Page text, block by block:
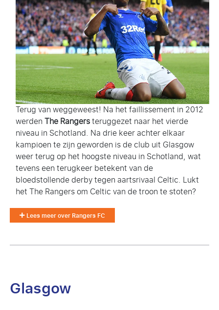
Terug van weggeweest! Na het faillissement in 2012
werdenThe Rangersteruggezet naar het vierde
niveau in Schotland. Na drie keer achter elkaar
kampioen te zijn geworden is de club uit Glasgow
weer terug op het hoogste niveau in Schotland, wat
tevens een terugkeer betekent van de
bloedstollende derby tegen aartsrivaal Celtic. Lukt
het The Rangers om Celtic van de troon te stoten?
Lees meer over Rangers FC
Glasgow